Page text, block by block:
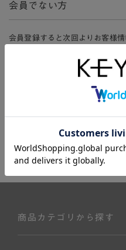
会員でない方
会員登録すると次回よりお客様情
ージ、購入履歴をご利用いただけ
商品カテゴリから探す